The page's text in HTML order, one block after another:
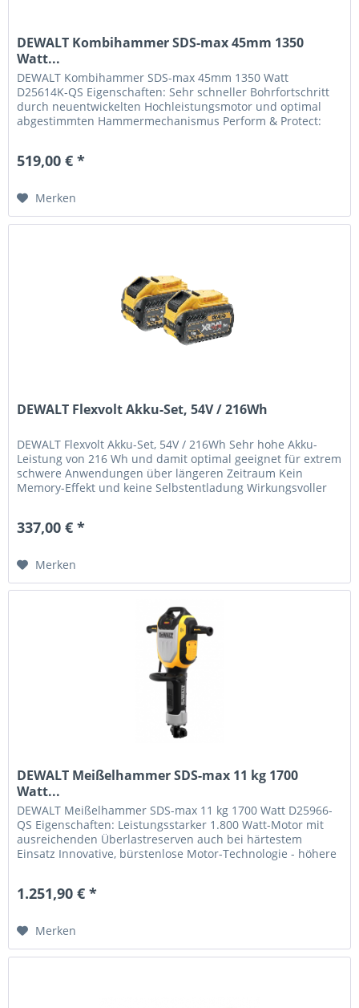
DEWALT Kombihammer SDS-max 45mm 1350
Watt...
DEWALT Kombihammer SDS-max 45mm 1350 Watt
D25614K-QS Eigenschaften: Sehr schneller Bohrfortschritt
durch neuentwickelten Hochleistungsmotor und optimal
abgestimmten Hammermechanismus Perform & Protect:
519,00 € *
Merken
DEWALT Flexvolt Akku-Set, 54V / 216Wh
DEWALT Flexvolt Akku-Set, 54V / 216Wh Sehr hohe Akku-
Leistung von 216 Wh und damit optimal geeignet für extrem
schwere Anwendungen über längeren Zeitraum Kein
Memory-Effekt und keine Selbstentladung Wirkungsvoller
337,00 € *
Merken
DEWALT Meißelhammer SDS-max 11 kg 1700
Watt...
DEWALT Meißelhammer SDS-max 11 kg 1700 Watt D25966-
QS Eigenschaften: Leistungsstarker 1.800 Watt-Motor mit
ausreichenden Überlastreserven auch bei härtestem
Einsatz Innovative, bürstenlose Motor-Technologie - höhere
1.251,90 € *
Merken